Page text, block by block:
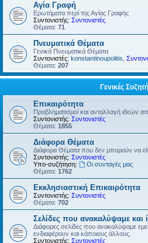
Αγία Γραφή
Ερωτήματα περί της Αγίας Γραφής
Συντονιστής: Συντονιστές
Θέματα: 71
Πνευματικά Θέματα
Γενικά Πνευματικά Θέματα
Συντονιστές: konstantinoupolitis
Θέματα: 207
Γενικές
Επικαιρότητα
Προβληματισμοί και ανταλλαγή ιδεών
Συντονιστής: Συντονιστές
Θέματα: 1855
Διάφορα Θέματα
Διάφορα Θέματα που δεν μπορούν να
Συντονιστής: Συντονιστές
Υπο-συζήτηση:
Οι συνταγές μας
Θέματα: 1762
Εκκλησιαστική Επικαιρότητα
Συντονιστής: Συντονιστές
Θέματα: 702
Σελίδες που ανακαλύψαμε και
Διάφορες σελίδες που ανακαλύψαμε
ενδιαφέρουν και κάποιους άλλους.
Συντονιστής: Συντονιστές